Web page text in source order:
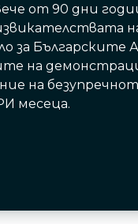
от 90 дни
за
на
на
месеца.